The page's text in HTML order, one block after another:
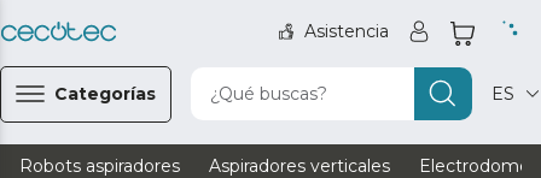
Asistencia
Categorías ¿Qué buscas? ES
Robots aspiradores Aspiradores verticales